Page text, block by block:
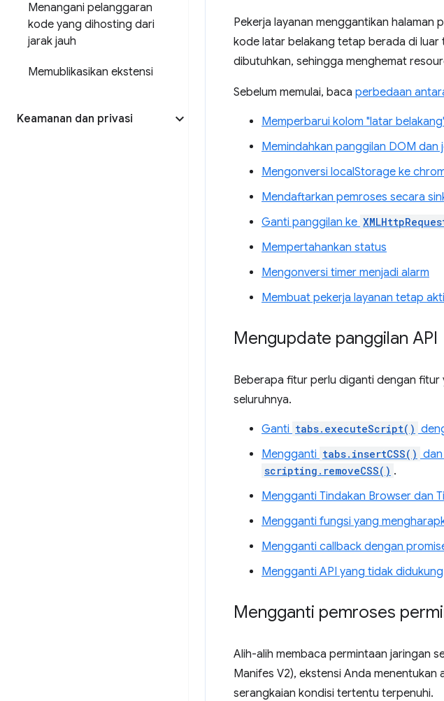
Menangani pelanggaran
kode yang dihosting dari
jarak jauh
Memublikasikan ekstensi
Keamanan dan privasi
Pekerja layanan menggantikan halaman
kode latar belakang tetap berada di luar
dibutuhkan, sehingga menghemat
Sebelum memulai, baca perbedaan
Memperbarui kolom "latar
Memindahkan panggilan DOM dan
Mengonversi localStorage ke
Mendaftarkan pemroses secara
Ganti panggilan ke
Mempertahankan status
Mengonversi timer menjadi alarm
Membuat pekerja layanan tetap
Mengupdate panggilan API
Beberapa fitur perlu diganti dengan fitur
seluruhnya.
Ganti tabs.executeScript()
Mengganti tabs.insertCSS() dan
scripting.removeCSS() .
Mengganti Tindakan Browser dan
Mengganti fungsi yang
Mengganti callback dengan
Mengganti API yang tidak didukung
Mengganti pemroses
Alih-alih membaca permintaan jaringan
Manifes V2), ekstensi Anda
serangkaian kondisi tertentu terpenuhi.